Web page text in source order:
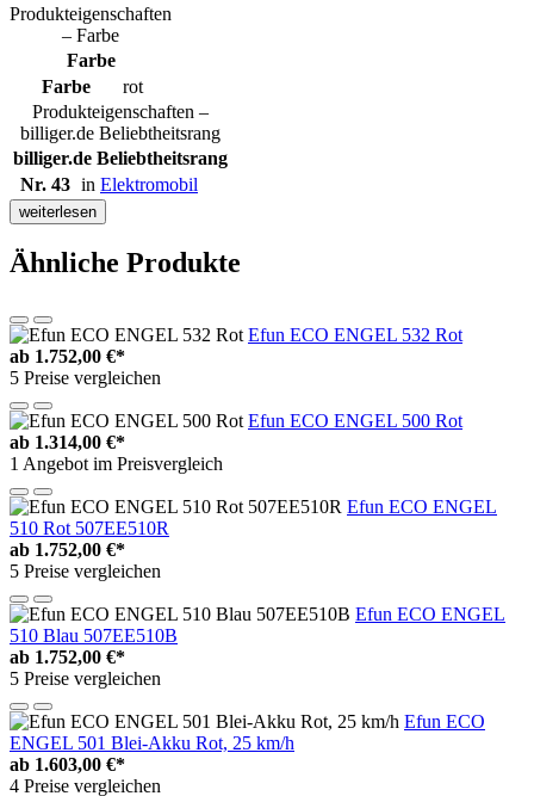
Produkteigenschaften
– Farbe
Farbe
Farbe
rot
Produkteigenschaften –
billiger.de Beliebtheitsrang
billiger.de Beliebtheitsrang
Nr. 43 in Elektromobil
weiterlesen
Ähnliche Produkte
Efun ECO ENGEL 532 Rot
ab 1.752,00 €*
5 Preise vergleichen
Efun ECO ENGEL 500 Rot
ab 1.314,00 €*
1 Angebot im Preisvergleich
Efun ECO ENGEL
510 Rot 507EE510R
ab 1.752,00 €*
5 Preise vergleichen
Efun ECO ENGEL
510 Blau 507EE510B
ab 1.752,00 €*
5 Preise vergleichen
Efun ECO
ENGEL 501 Blei-Akku Rot, 25 km/h
ab 1.603,00 €*
4 Preise vergleichen